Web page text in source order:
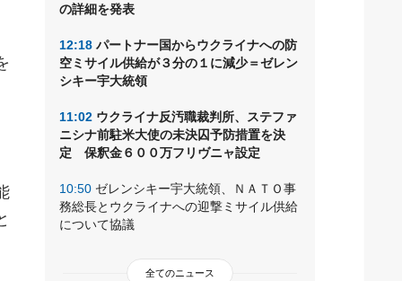
の詳細を発表
12:18 パートナー国からウクライナへの防
空ミサイル供給が３分の１に減少＝ゼレン
シキー宇大統領
11:02 ウクライナ反汚職裁判所、ステファ
ニシナ前駐米大使の未決囚予防措置を決
定 保釈金６００万フリヴニャ設定
10:50 ゼレンシキー宇大統領、ＮＡＴＯ事
務総長とウクライナへの迎撃ミサイル供給
について協議
全てのニュース